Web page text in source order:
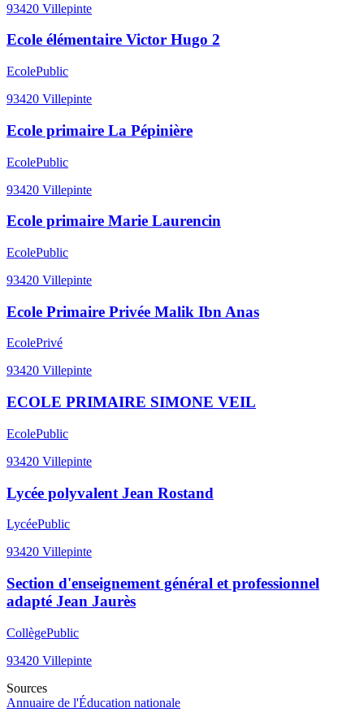
93420 Villepinte
Ecole élémentaire Victor Hugo 2
EcolePublic
93420 Villepinte
Ecole primaire La Pépinière
EcolePublic
93420 Villepinte
Ecole primaire Marie Laurencin
EcolePublic
93420 Villepinte
Ecole Primaire Privée Malik Ibn Anas
EcolePrivé
93420 Villepinte
ECOLE PRIMAIRE SIMONE VEIL
EcolePublic
93420 Villepinte
Lycée polyvalent Jean Rostand
LycéePublic
93420 Villepinte
Section d'enseignement général et professionnel
adapté Jean Jaurès
CollègePublic
93420 Villepinte
Sources
Annuaire de l'Éducation nationale